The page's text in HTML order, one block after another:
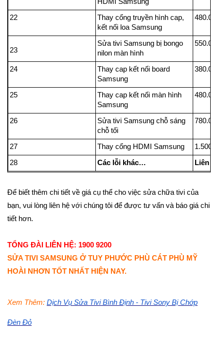
HDMI Samsung
22
Thay cổng truyền hình cap,
kết nối loa Samsung
23
Sửa tivi Samsung bị bongo
nilon màn hình
24
Thay cap kết nối board
Samsung
25
Thay cap kết nối màn hình
Samsung
26
Sửa tivi Samsung chỗ sáng
chỗ tối
27 Thay cổng HDMI Samsung
28 Các lỗi khác… Liên
Để biết thêm chi tiết về giá cụ thể cho việc sửa chữa tivi của
bạn, vui lòng liên hệ với chúng tôi để được tư vấn và báo giá chi
tiết hơn.
TỔNG ĐÀI LIÊN HỆ: 1900 9200
SỬA TIVI SAMSUNG Ở TUY PHƯỚC PHÙ CÁT PHÙ MỸ
HOÀI NHƠN TỐT NHẤT HIỆN NAY.
Xem Thêm: Dịch Vụ Sửa Tivi Bình Định - Tivi Sony Bị Chớp
Đèn Đỏ